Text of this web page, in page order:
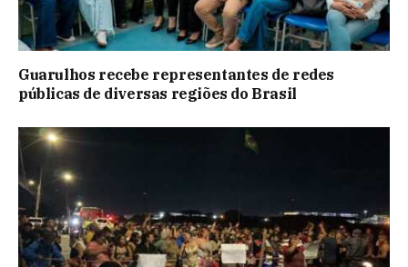
Guarulhos recebe representantes de redes
públicas de diversas regiões do Brasil